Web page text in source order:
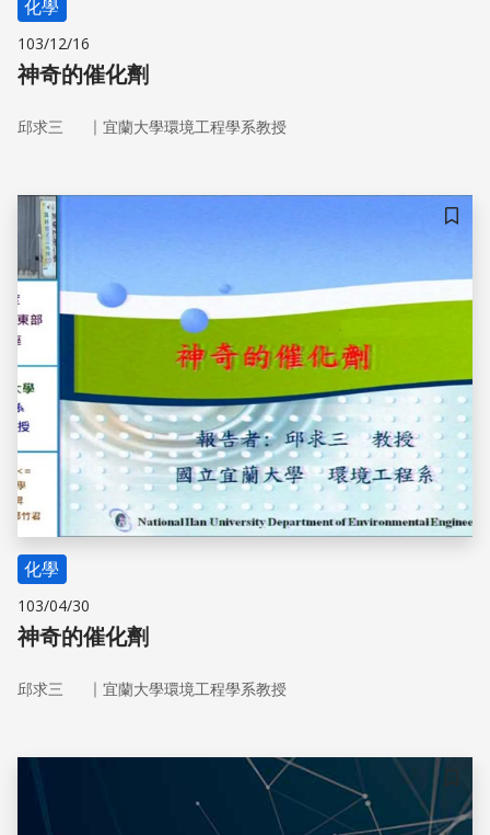
化學
103/12/16
神奇的催化劑
邱求三 ｜ 宜蘭大學環境工程學系教授
儲存
化學
103/04/30
神奇的催化劑
邱求三 ｜ 宜蘭大學環境工程學系教授
儲存